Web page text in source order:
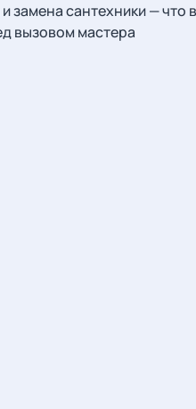
замена сантехники — что
вызовом мастера